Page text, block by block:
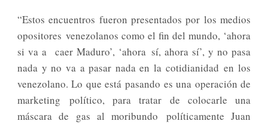
“Estos encuentros fueron presentados por los medios
opositores venezolanos como el fin del mundo, ‘ahora
si va a caer Maduro’, ‘ahora sí, ahora sí’, y no pasa
nada y no va a pasar nada en la cotidianidad en los
venezolano. Lo que está pasando es una operación de
marketing político, para tratar de colocarle una
máscara de gas al moribundo políticamente Juan